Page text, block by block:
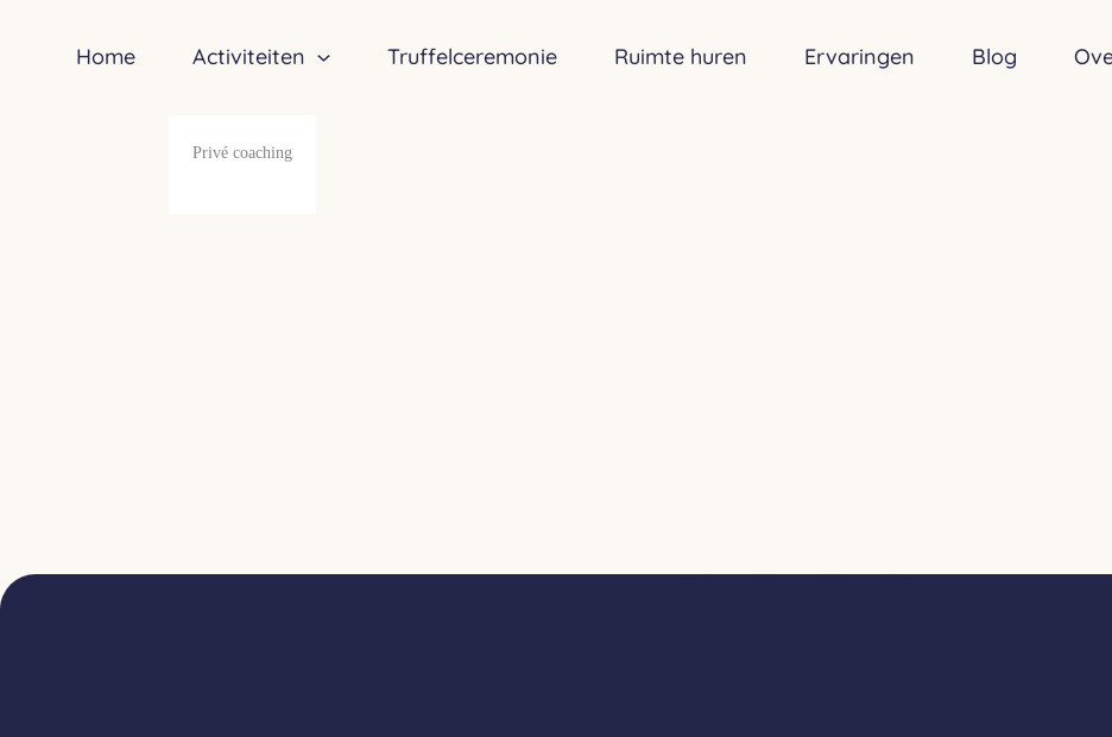
Home Activiteiten Truffelceremonie Ruimte huren Ervaringen Blog
Privé coaching